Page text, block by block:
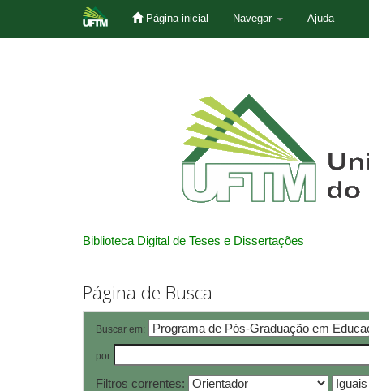
Página inicial Navegar Ajuda
Biblioteca Digital de Teses e Dissertações
Página de Busca
Buscar em:
por
Filtros correntes: